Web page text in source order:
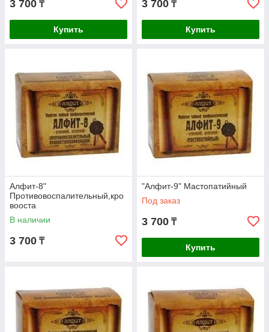
3 700 ₸
Купить
3 700 ₸
Купить
Алфит-8"
Противовоспалительный,кро
вооста
В наличии
3 700 ₸
"Алфит-9" Мастопатийный
Под заказ
3 700 ₸
Купить